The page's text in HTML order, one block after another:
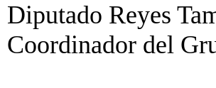
Diputado Reyes
Coordinador del